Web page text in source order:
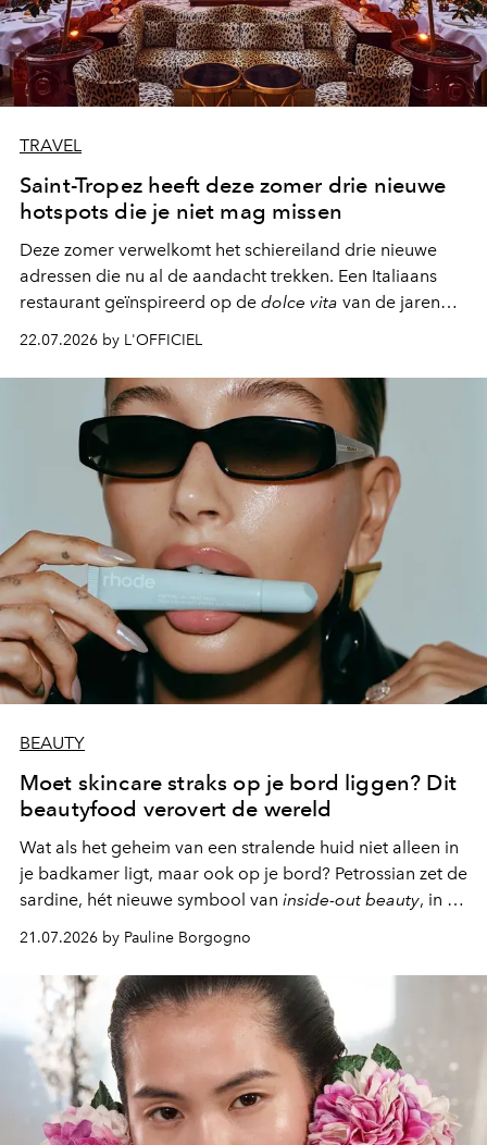
TRAVEL
Saint-Tropez heeft deze zomer drie nieuwe
hotspots die je niet mag missen
Deze zomer verwelkomt het schiereiland drie nieuwe
adressen die nu al de aandacht trekken. Een Italiaans
restaurant geïnspireerd op de dolce vita van de jaren
zestig, een Japanse hotspot die na zonsondergang
verandert in een bruisende ontmoetingsplek en de
legendarische Parijse club Raspoutine die eindelijk
neerstrijkt in Saint-Tropez. Dit zijn de nieuwe adressen
die deze zomer de toon zetten, van lange lunches tot
zwoele nachten.
22.07.2026 by L'OFFICIEL
BEAUTY
Moet skincare straks op je bord liggen? Dit
beautyfood verovert de wereld
Wat als het geheim van een stralende huid niet alleen in
je badkamer ligt, maar ook op je bord? Petrossian zet de
sardine, hét nieuwe symbool van inside-out beauty, in de
kijker met twee gastronomische creaties.
21.07.2026 by Pauline Borgogno